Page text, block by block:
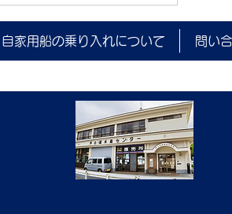
自家用船の乗り入れについて 問い